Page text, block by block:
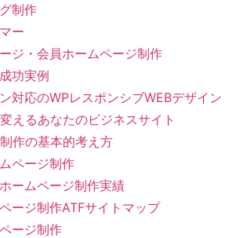
制作
ー
ジ・会員ホームページ制作
功実例
対応のWPレスポンシブWEBデザイン
えるあなたのビジネスサイト
作の基本的考え方
ページ制作
ームページ制作実績
ージ制作ATFサイトマップ
ージ制作